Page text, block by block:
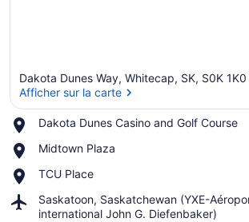
Dakota Dunes Way, Whitecap, SK, S0K 1K0
Afficher sur la carte
Dakota Dunes Casino and Golf Course
Place,
Dunes
and
Golf
Course
Midtown Plaza
Place,
Plaza
TCU Place
Place,
Place
Saskatoon, Saskatchewan (YXE-
international John G. Diefenbaker)
Airport,
Saskatoon,